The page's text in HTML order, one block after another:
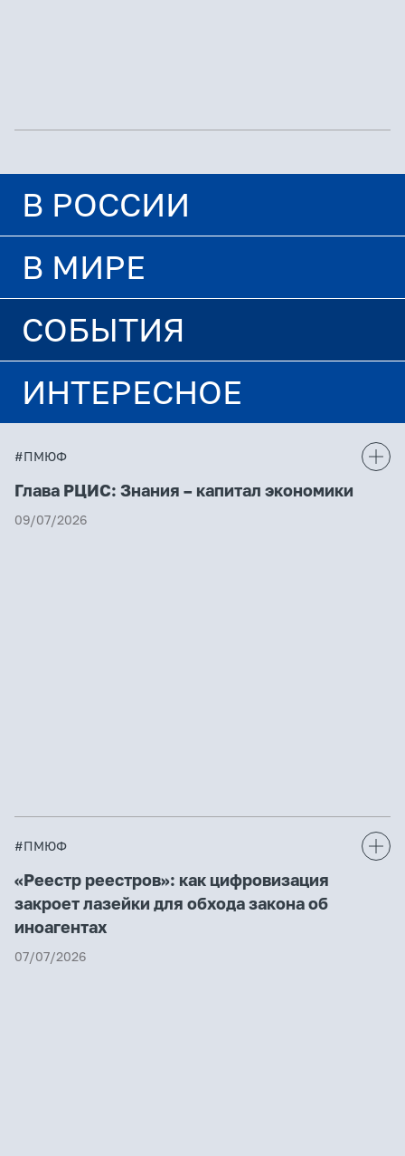
В РОССИИ
В МИРЕ
СОБЫТИЯ
ИНТЕРЕСНОЕ
#ПМЮФ
Глава РЦИС: Знания – капитал экономики
09/07/2026
#ПМЮФ
«Реестр реестров»: как цифровизация
закроет лазейки для обхода закона об
иноагентах
07/07/2026